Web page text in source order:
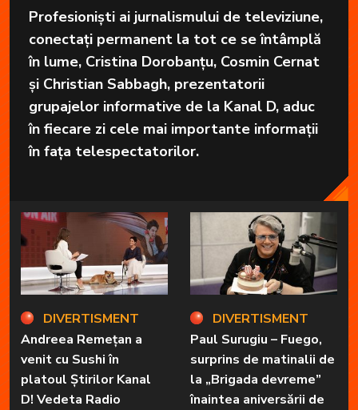
Profesioniști ai jurnalismului de televiziune,
conectați permanent la tot ce se întâmplă
în lume, Cristina Dorobanțu, Cosmin Cernat
și Christian Sabbagh, prezentatorii
grupajelor informative de la Kanal D, aduc
în fiecare zi cele mai importante informații
în fața telespectatorilor.
DIVERTISMENT
Andreea Remețan a
venit cu Sushi în
platoul Știrilor Kanal
D! Vedeta Radio
DIVERTISMENT
Paul Surugiu – Fuego,
surprins de matinalii de
la „Brigada devreme”
înaintea aniversării de